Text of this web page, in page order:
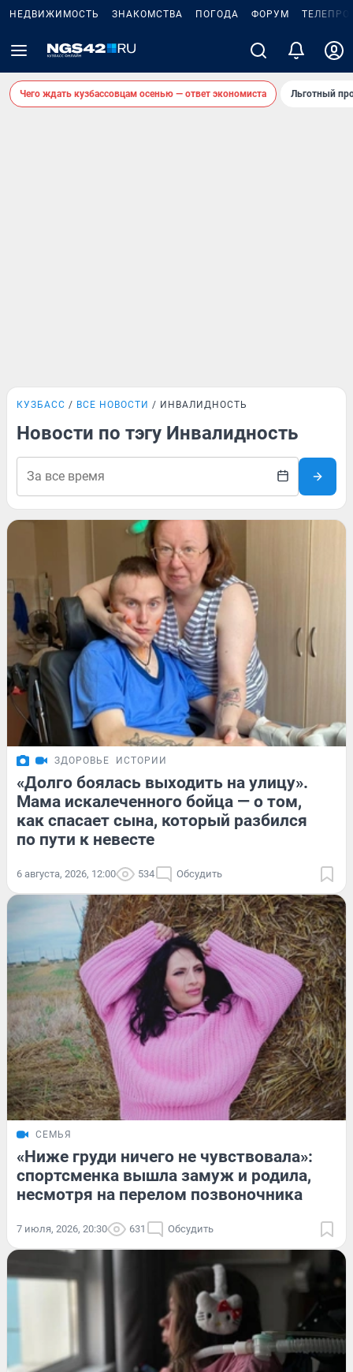
НЕДВИЖИМОСТЬ ЗНАКОМСТВА ПОГОДА ФОРУМ
Чего ждать кузбассовцам осенью — ответ экономиста Льготный
КУЗБАСС ВСЕ НОВОСТИ ИНВАЛИДНОСТЬ
Новости по тэгу Инвалидность
ЗДОРОВЬЕ ИСТОРИИ
«Долго боялась выходить на улицу».
Мама искалеченного бойца — о том,
как спасает сына, который разбился
по пути к невесте
6 августа, 2026, 12:00 534 Обсудить
СЕМЬЯ
«Ниже груди ничего не чувствовала»:
спортсменка вышла замуж и родила,
несмотря на перелом позвоночника
7 июля, 2026, 20:30 631 Обсудить